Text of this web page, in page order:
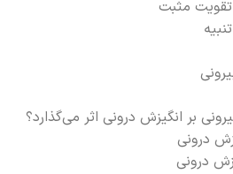
تقویت مثبت
بر انگیزش درونی اثر می‌گذارد؟
درونی
درونی